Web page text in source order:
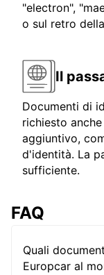
"electron",
o sul retro
Il
Documenti di
richiesto
aggiuntivo,
d'identità. La
sufficiente.
FAQ
Quali
Europcar al